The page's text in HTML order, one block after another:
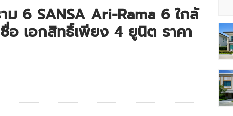
ม 6 SANSA Ari-Rama 6 ใกล้
อ เอกสิทธิ์เพียง 4 ยูนิต ราคา